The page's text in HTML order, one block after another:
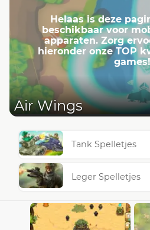
Helaas is deze
beschikbaar voor
apparaten. Zorg
hieronder onze TOP
games!
Air Wings
Tank Spelletjes
Leger Spelletjes